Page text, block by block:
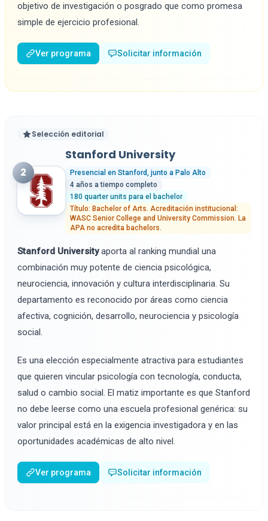
objetivo de investigación o posgrado que como promesa
simple de ejercicio profesional.
Ver programa Solicitar información
Selección editorial
2
Stanford University
Presencial en Stanford, junto a Palo Alto
4 años a tiempo completo
180 quarter units para el bachelor
Título: Bachelor of Arts. Acreditación institucional:
WASC Senior College and University Commission. La
APA no acredita bachelors.
Stanford Universityaporta al ranking mundial una
combinación muy potente de ciencia psicológica,
neurociencia, innovación y cultura interdisciplinaria. Su
departamento es reconocido por áreas como ciencia
afectiva, cognición, desarrollo, neurociencia y psicología
social.
Es una elección especialmente atractiva para estudiantes
que quieren vincular psicología con tecnología, conducta,
salud o cambio social. El matiz importante es que Stanford
no debe leerse como una escuela profesional genérica: su
valor principal está en la exigencia investigadora y en las
oportunidades académicas de alto nivel.
Ver programa Solicitar información